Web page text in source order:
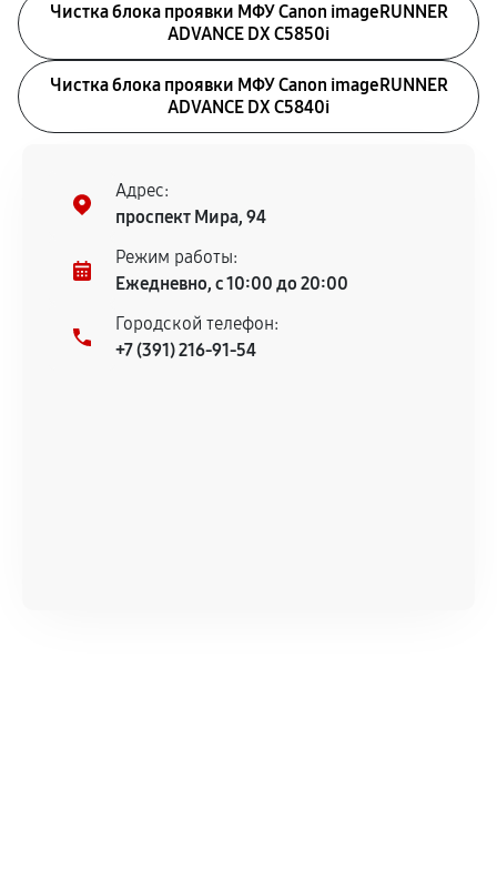
Чистка блока проявки МФУ Canon imageRUNNER
ADVANCE DX C5850i
Чистка блока проявки МФУ Canon imageRUNNER
ADVANCE DX C5840i
Адрес:
проспект Мира, 94
Режим работы:
Ежедневно, с 10:00 до 20:00
Городской телефон:
+7 (391) 216-91-54